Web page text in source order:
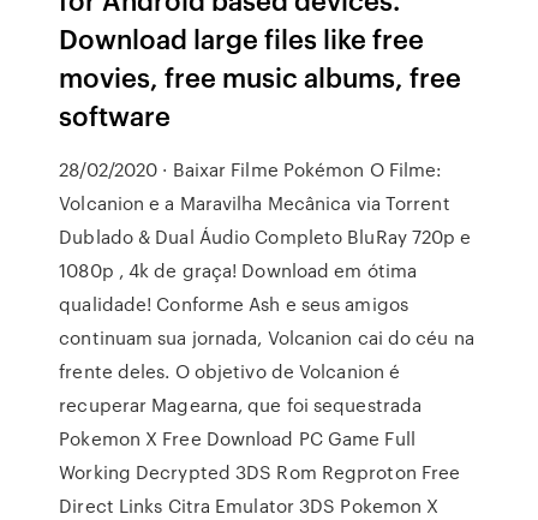
Download large files like free
movies, free music albums, free
software
28/02/2020 · Baixar Filme Pokémon O Filme:
Volcanion e a Maravilha Mecânica via Torrent
Dublado & Dual Áudio Completo BluRay 720p e
1080p , 4k de graça! Download em ótima
qualidade! Conforme Ash e seus amigos
continuam sua jornada, Volcanion cai do céu na
frente deles. O objetivo de Volcanion é
recuperar Magearna, que foi sequestrada
Pokemon X Free Download PC Game Full
Working Decrypted 3DS Rom Regproton Free
Direct Links Citra Emulator 3DS Pokemon X